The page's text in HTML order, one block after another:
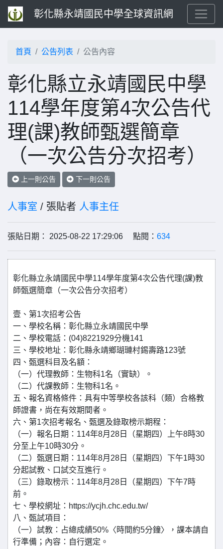
彰化縣永靖國民中學全球資訊網
首頁 公告列表 公告內容
彰化縣立永靖國民中學
114學年度第4次公告代
理(課)教師甄選簡章
（一次公告分次招考）
上一則公告 下一則公告
人事室 / 張貼者 人事主任
張貼日期： 2025-08-22 17:29:06 點閱： 634
彰化縣立永靖國民中學114學年度第4次公告代理(課)教
師甄選簡章（一次公告分次招考）
壹、第1次招考公告
一、學校名稱：彰化縣立永靖國民中學
二、學校電話：(04)8221929分機141
三、學校地址：彰化縣永靖鄉瑚璉村錫壽路123號
四、甄選科目及名額：
（一）代理教師：生物科1名（實缺）。
（二）代課教師：生物科1名。
五、報名資格條件：具有中等學校各該科（類）合格教
師證書，尚在有效期間者。
六、第1次招考報名、甄選及錄取榜示期程：
（一）報名日期：114年8月28日（星期四）上午8時30
分至上午10時30分。
（二）甄選日期：114年8月28日（星期四）下午1時30
分起試教、口試交互進行。
（三）錄取榜示：114年8月28日（星期四）下午7時
前。
七、學校網址：https://ycjh.chc.edu.tw/
八、甄試項目：
（一）試教：占總成績50%〈時間約5分鐘〉，課本請自
行準備；內容：自行選定。